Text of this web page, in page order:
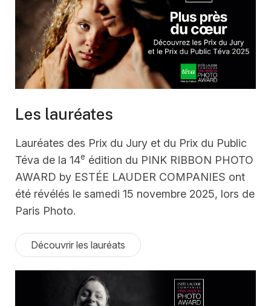
Les lauréates
Lauréates des Prix du Jury et du Prix du Public
Téva de la 14e édition du PINK RIBBON PHOTO
AWARD by ESTÉE LAUDER COMPANIES ont
été révélés le samedi 15 novembre 2025, lors de
Paris Photo.
Découvrir les lauréats